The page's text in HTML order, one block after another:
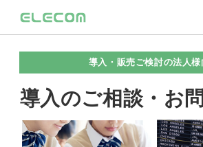
導入・販売ご検討の法人様
導入のご相談・お